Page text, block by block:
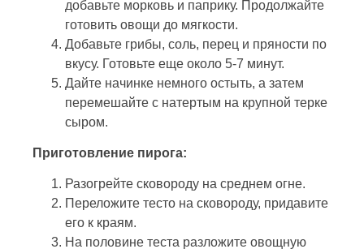
добавьте морковь и паприку. Продолжайте
готовить овощи до мягкости.
Добавьте грибы, соль, перец и пряности по
вкусу. Готовьте еще около 5-7 минут.
Дайте начинке немного остыть, а затем
перемешайте с натертым на крупной терке
сыром.
Приготовление пирога:
Разогрейте сковороду на среднем огне.
Переложите тесто на сковороду, придавите
его к краям.
На половине теста разложите овощную